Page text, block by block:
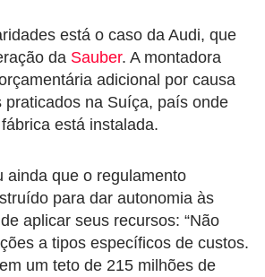
está o caso da Audi, que
da Sauber. A montadora
adicional por causa
praticados na Suíça, país onde
está instalada.
ainda que o regulamento
para dar autonomia às
aplicar seus recursos: “Não
a tipos específicos de custos.
um teto de 215 milhões de